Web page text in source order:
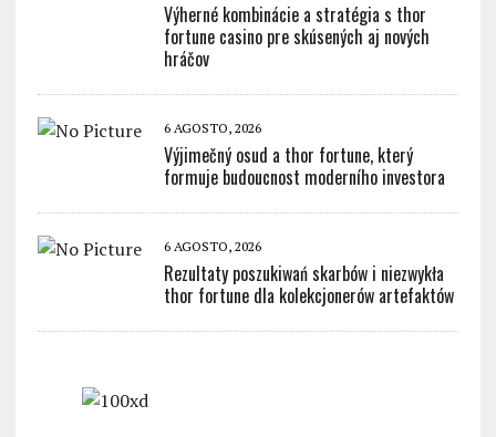
Výherné kombinácie a stratégia s thor
fortune casino pre skúsených aj nových
hráčov
6 AGOSTO, 2026
Výjimečný osud a thor fortune, který
formuje budoucnost moderního investora
6 AGOSTO, 2026
Rezultaty poszukiwań skarbów i niezwykła
thor fortune dla kolekcjonerów artefaktów